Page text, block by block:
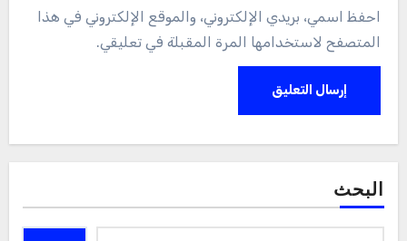
احفظ اسمي، بريدي الإلكتروني، والموقع الإلكتروني في هذا
المتصفح لاستخدامها المرة المقبلة في تعليقي.
البحث